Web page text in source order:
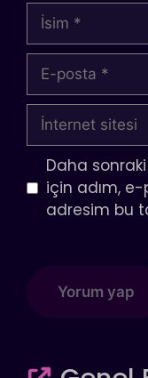
İsim
posta
İnternet
sitesi
Daha
için adım,
adresim bu